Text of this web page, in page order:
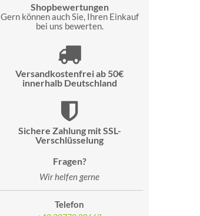
Shopbewertungen
Gern können auch Sie, Ihren Einkauf
bei uns bewerten.
Versandkostenfrei ab 50€
innerhalb Deutschland
Sichere Zahlung mit SSL-
Verschlüsselung
Fragen?
Wir helfen gerne
Telefon